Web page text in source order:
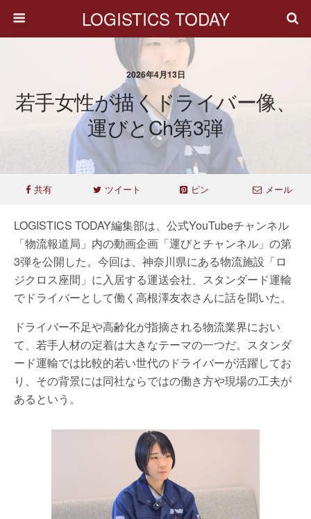
LOGISTICS TODAY
2026年4月13日
若手女性が描くドライバー像、
運びとch第3弾
共有 ツイート ピン メール
LOGISTICS TODAY編集部は、公式YouTubeチャンネル
「物流報道局」内の動画企画「運びとチャンネル」の第
3弾を公開した。今回は、神奈川県にある物流施設「ロ
ジクロス座間」に入居する運送会社、スタンダード運輸
でドライバーとして働く高根澤友衣さんに話を聞いた。
ドライバー不足や高齢化が指摘される物流業界におい
て、若手人材の定着は大きなテーマの一つだ。スタンダ
ード運輸では比較的若い世代のドライバーが活躍してお
り、その背景には同社ならではの働き方や現場の工夫が
あるという。